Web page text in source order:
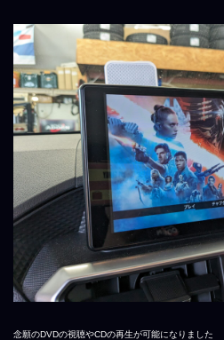
念願のDVDの視聴やCDの再生が可能になりました